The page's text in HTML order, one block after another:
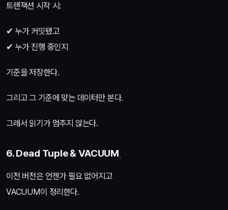
트랜잭션 시작 시:
✔ 누가 커밋됐고
✔ 누가 진행 중인지
기준을 저장한다.
그리고 그 기준에 맞는 데이터만 본다.
그래서 읽기가 멈추지 않는다.
6. Dead Tuple & VACUUM
이전 버전은 언젠가 필요 없어지고
VACUUM이 정리한다.